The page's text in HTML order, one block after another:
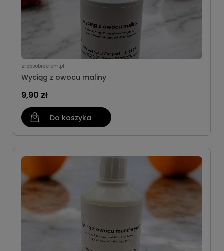
zrobsobiekrem.pl
Wyciąg z owocu maliny
9,90 zł
Do koszyka